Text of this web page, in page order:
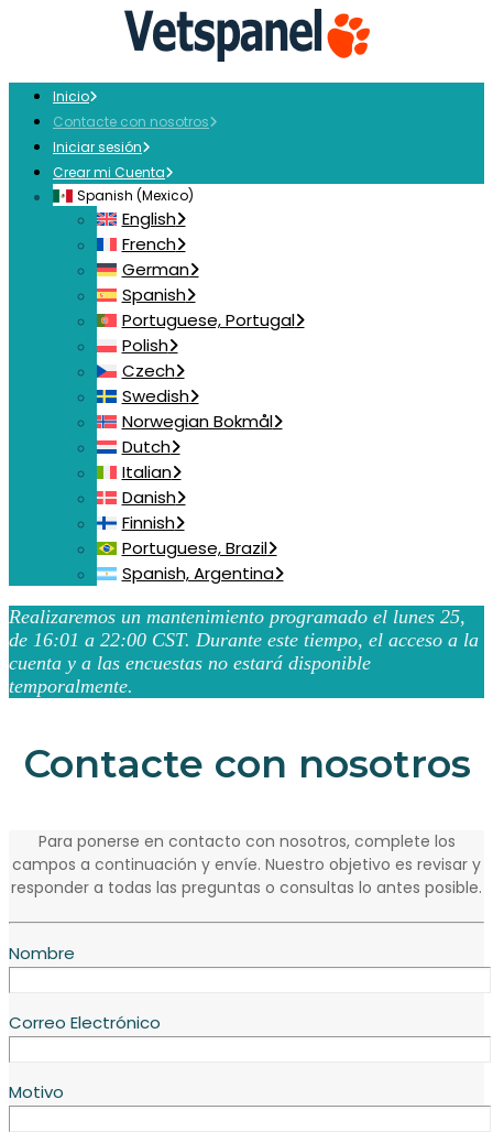
Inicio
Contacte con nosotros
Iniciar sesión
Crear mi Cuenta
Spanish (Mexico)
English
French
German
Spanish
Portuguese, Portugal
Polish
Czech
Swedish
Norwegian Bokmål
Dutch
Italian
Danish
Finnish
Portuguese, Brazil
Spanish, Argentina
Realizaremos un mantenimiento programado el lunes 25,
de 16:01 a 22:00 CST. Durante este tiempo, el acceso a la
cuenta y a las encuestas no estará disponible
temporalmente.
Contacte con nosotros
Para ponerse en contacto con nosotros, complete los
campos a continuación y envíe. Nuestro objetivo es revisar y
responder a todas las preguntas o consultas lo antes posible.
Nombre
Correo Electrónico
Motivo